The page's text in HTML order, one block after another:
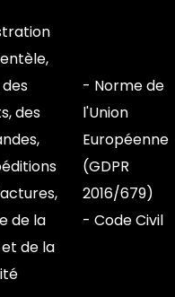
des
de la
de la
- Norme de
l'Union
Européenne
(GDPR
2016/679)
- Code Civil